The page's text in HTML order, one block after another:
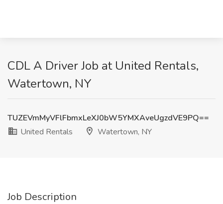
CDL A Driver Job at United Rentals,
Watertown, NY
TUZEVmMyVFlFbmxLeXJ0bW5YMXAveUgzdVE9PQ==
United Rentals
Watertown, NY
Job Description